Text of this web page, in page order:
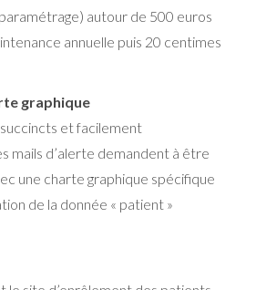
autour de 500 euros
annuelle puis 20 centimes
graphique
et facilement
mails d’alerte demandent à être
une charte graphique spécifique
de la donnée « patient »